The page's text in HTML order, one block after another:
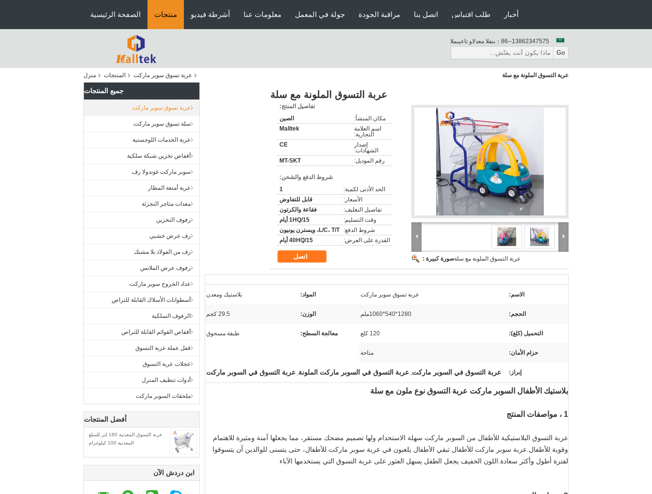
الصفحة الرئيسية منتجات أشرطة فيديو معلومات عنا جولة في المعمل مراقبة الجودة اتصل بنا طلب اقتباس أخبار
المبيعات والدعم الفنى： 86--13862347575
Go
منزل المنتجات عربة تسوق سوبر ماركت عربة التسوق الملونة مع سلة
جميع المنتجات
عربة تسوق سوبر ماركت
سلة تسوق سوبر ماركت
عربة الخدمات اللوجستية
أقفاص تخزين شبكة سلكية
سوبر ماركت غوندولا رف
عربة أمتعة المطار
معدات متاجر التجزئة
رفوف التخزين
رف عرض خشبي
رف من الفولاذ بلا مشبك
رفوف عرض الملابس
عداد الخروج سوبر ماركت
أسطوانات الأسلاك القابلة للتراص
الرفوف السلكية
أقفاص القوائم القابلة للتراص
قفل عملة عربة التسوق
عجلات عربة التسوق
أدوات تنظيف المنزل
ملحقات السوبر ماركت
أفضل المنتجات
عربة التسوق المعدنية 180 لتر للسلع
المعدنية 100 كيلوغرام
ابن دردش الآن
عربة التسوق الملونة مع سلة
صورة كبيرة :عربة التسوق الملونة مع سلة
تفاصيل المنتج:
مكان المنشأ:
الصين
اسم العلامة
التجارية:
Malltek
إصدار
الشهادات:
CE
رقم الموديل: MT-SKT
شروط الدفع والشحن:
الحد الأدنى لكمية:
1
الأسعار:
قابل للتفاوض
تفاصيل التغليف:
فقاعة والكرتون
وقت التسليم:
1HQ/15 أيام
شروط الدفع:
L/C، T/T، ويسترن يونيون
القدرة على العرض:
40HQ/15 أيام
اتصل
الاسم: عربة تسوق سوبر ماركت المواد: بلاستيك ومعدن
الحجم: 1280*540*1060ملم الوزن: 29.5 كجم
التحميل (كلغ): 120 كلغ معالجة السطح: طبقة مسحوق
حزام الأمان: متاحة
إبراز: عربة التسوق في السوبر ماركت, عربة التسوق في السوبر ماركت الملونة, عربة التسوق في السوبر ماركت
بلاستيك الأطفال السوبر ماركت عربة التسوق نوع ملون مع سلة
1 ، مواصفات المنتج
عربة التسوق البلاستيكية للأطفال من السوبر ماركت سهلة الاستخدام ولها تصميم مضحك مستقر، مما يجعلها آمنة ومثيرة للاهتمام
وقوية للأطفال.عربة سوبر ماركت للأطفال تبقي الأطفال يلعبون في عربة سوبر ماركت للأطفال، حتى يتسنى للوالدين أن يتسوقوا
لفترة أطول وأكثر سعادة.اللون الخفيف يجعل الطفل يسهل العثور على عربة التسوق التي يستخدمها الآباء